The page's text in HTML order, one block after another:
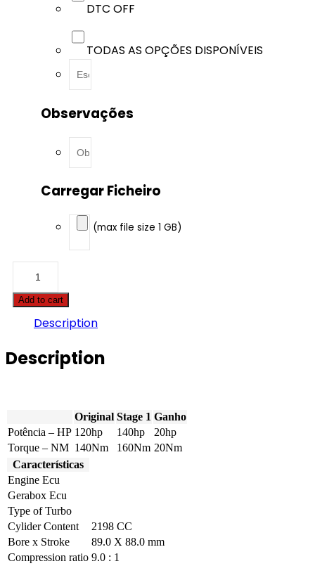
DTC OFF
TODAS AS OPÇÕES DISPONÍVEIS
Observações
Carregar Ficheiro
(max file size 1 GB)
S10
-
quantity
Add to cart
Description
Description
Original Stage 1 Ganho
Potência – HP 120hp 140hp
20hp
Torque – NM 140Nm 160Nm 20Nm
Características
Engine Ecu
Gerabox Ecu
Type of Turbo
Cylider Content
2198 CC
Bore x Stroke
89.0 X 88.0 mm
Compression ratio 9.0 : 1